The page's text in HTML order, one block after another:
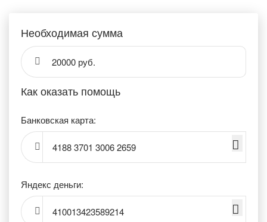
Необходимая сумма
20000 руб.
Как оказать помощь
Банковская карта:
4188 3701 3006 2659
Яндекс деньги:
410013423589214